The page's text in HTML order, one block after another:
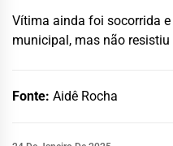
Vítima ainda foi socorrida
municipal, mas não
Fonte: Aidê Rocha